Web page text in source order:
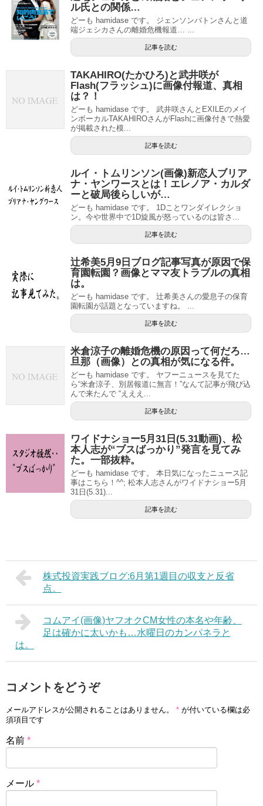
ル氏との関係…
どーも hamidase です。 ジェンソンバトンさんと道
端ジェシカさんの離婚危機報道… ...
記事を読む
TAKAHIRO(たかひろ)と武井咲が
Flash(フラッシュ)に画像付報道、真相
は？！
どーも hamidase です。 武井咲さんとEXILEのメイ
ンボーカルTAKAHIROさんがFlashに画像付きで熱愛
が掲載された模...
記事を読む
ルイ・トムリンソン(画像)新恋人ブリア
ナ・ヤンワースとは！エレノア・カルダ
ーと破局後らしいが…
どーも hamidase です。 1Dことワンダイレクショ
ン。今や世界中で1D旋風が怒っているのは皆さ...
記事を読む
辻希美5月9日ブログ記事写真が原因で保
育園転園？画像とママ友トラブルの真相
は。
どーも hamidase です。 辻希美さんの愛息子の保育
園転園が話題となっていますね。 ...
記事を読む
米倉涼子の離婚危機の原因って何だろ…
旦那（画像）との真相が気になる件。
どーも hamidase です。 ヤフーニュースを見てた
ら“米倉涼子、別居報道に無言！”なんて記事が飛び込
んで来たんで “えええ...
記事を読む
ワイドナショー5月31日(5.31動画)、松
本人志が“ブスばっかり”発言を見てみ
た。一部抜粋。
どーも hamidase です。 本日気になったニュース記
事はこちら！^^; 松本人志さんがワイドナショー5月
31日(5.31)...
記事を読む
株式投資実践ブログ:6月第1週目の収支と反省
点。
コムアイ(画像)ヤフオクCM女性の本名や年齢、
足は確かに太いかも…水曜日のカンパネラと
は。
コメントをどうぞ
メールアドレスが公開されることはありません。 * が付いている欄は必
須項目です
名前 *
メール *